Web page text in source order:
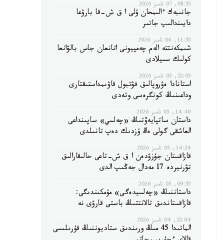
08:55, 07 تامىز 2026
جانىبەك ءالىمحان ۇلى ا ق ش-قا بارۋعا
دايىندالىپ جاتىر
11:55, 06 تامىز 2026
شىمكەنتتە الەم چەمپيونى اتانعان جاس بالۋانعا
كولىك سىيلادى
22:05, 05 تامىز 2026
استانادا ەۋروپالىق فۋتبول قاۋىمداستىقتارى
وداعىنىڭ كونگرەسى وتەدى
14:40, 05 تامىز 2026
داستان ساتپايەۆتىڭ «چەلسي» ساپىنداعى
العاشقى گولى ەڭ ۇزدىك دەپ تانىلدى
14:24, 05 تامىز 2026
قازاقستان جۇزۋدەن ا ق ش-تاعى حالىقارالىق
تۋرنيردە 17 مەدال جەڭىپ الدى
09:55, 05 تامىز 2026
داستاننىڭ «چەلسيدەگى» مۇمكىندىگى:
قازاقستاندىق تالانتتىڭ باستى قارۋى نە
22:04, 04 تامىز 2026
الماتىدا 45 مىڭ ورىندىق ستاديوننىڭ قۇرىلىسى